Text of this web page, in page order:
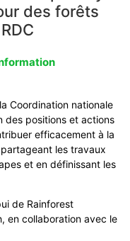
des forêts
Coordination nationale
des positions et actions
efficacement à la
les travaux
et en définissant les
de Rainforest
en collaboration avec le